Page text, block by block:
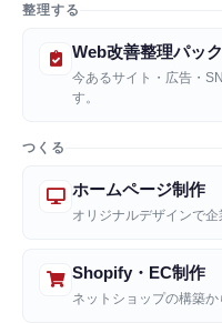
整理する
Web改善整理パック
今あるサイト・広告・
す。
つくる
ホームページ制作
オリジナルデザインで企
Shopify・EC制作
ネットショップの構築か